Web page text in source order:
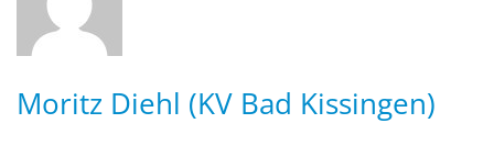
Moritz Diehl (KV Bad Kissingen)